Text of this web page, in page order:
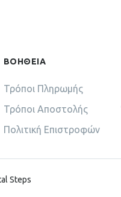
ΒΟΗΘΕΙΑ
Τρόποι Πληρωμής
Τρόποι Αποστολής
Πολιτική Επιστροφών
Steps